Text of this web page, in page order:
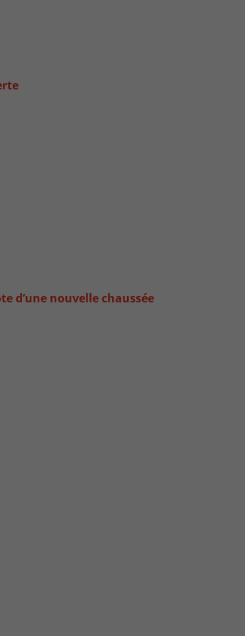
d’une nouvelle chaussée
fortes pluies